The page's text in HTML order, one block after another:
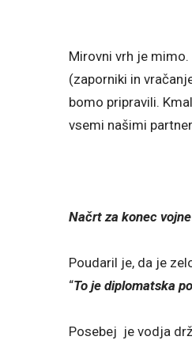
Mirovni vrh je
(zaporniki in
bomo pripravili.
vsemi našimi
Načrt za konec
Poudaril je, da je
“To je diplomatska
Posebej je vodja